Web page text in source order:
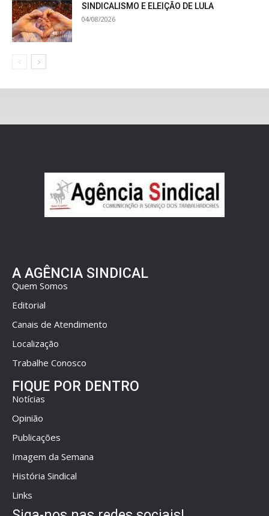
SINDICALISMO E ELEIÇÃO DE LULA
04/08/2026
A AGÊNCIA SINDICAL
Quem Somos
Editorial
Canais de Atendimento
Localização
Trabalhe Conosco
FIQUE POR DENTRO
Notícias
Opinião
Publicações
Imagem da Semana
História Sindical
Links